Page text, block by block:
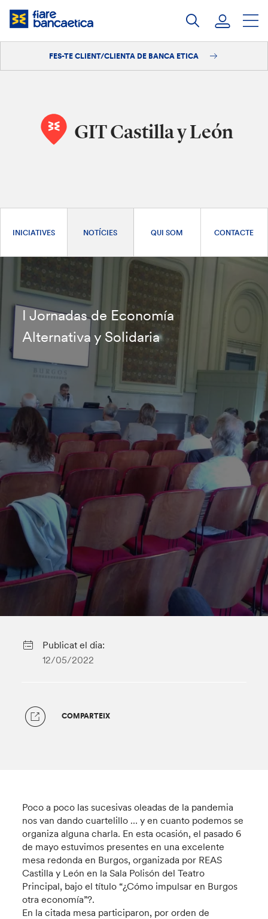
Salta
Iniciar sessióFES-TE CLIENT/CLIENTA DE BANCA ETICA
GIT Castilla y León
INICIATIVES NOTÍCIES QUI SOM CONTACTE
I Jornadas de Economía
Alternativa y Solidaria
Publicat el dia:
12/05/2022
COMPARTEIX
Poco a poco las sucesivas oleadas de la pandemia
nos van dando cuartelillo … y en cuanto podemos se
organiza alguna charla. En esta ocasión, el pasado 6
de mayo estuvimos presentes en una excelente
mesa redonda en Burgos, organizada por REAS
Castilla y León en la Sala Polisón del Teatro
Principal, bajo el título “¿Cómo impulsar en Burgos
otra economía”?.
En la citada mesa participaron, por orden de